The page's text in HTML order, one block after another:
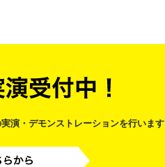
演・デモンストレーションを行います